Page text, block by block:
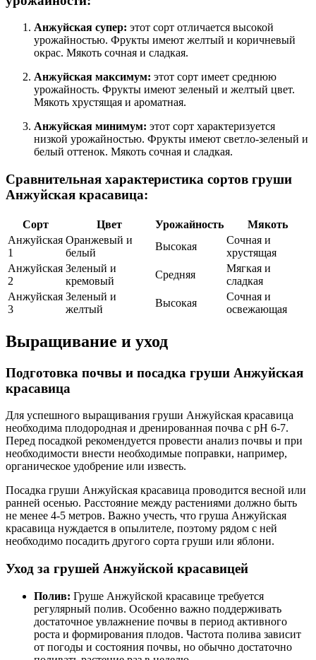
Анжуйская супер: этот сорт отличается высокой
урожайностью. Фрукты имеют желтый и коричневый
окрас. Мякоть сочная и сладкая.
Анжуйская максимум: этот сорт имеет среднюю
урожайность. Фрукты имеют зеленый и желтый цвет.
Мякоть хрустящая и ароматная.
Анжуйская минимум: этот сорт характеризуется
низкой урожайностью. Фрукты имеют светло-зеленый и
белый оттенок. Мякоть сочная и сладкая.
Сравнительная характеристика сортов груши
Анжуйская красавица:
Сорт Цвет Урожайность
Мякоть
Анжуйская
1
Оранжевый и
белый
Высокая
Сочная и
хрустящая
Анжуйская
2
Зеленый и
кремовый
Средняя
Мягкая и
сладкая
Анжуйская
3
Зеленый и
желтый
Высокая
Сочная и
освежающая
Выращивание и уход
Подготовка почвы и посадка груши Анжуйская
красавица
Для успешного выращивания груши Анжуйская красавица
необходима плодородная и дренированная почва с pH 6-7.
Перед посадкой рекомендуется провести анализ почвы и при
необходимости внести необходимые поправки, например,
органическое удобрение или известь.
Посадка груши Анжуйская красавица проводится весной или
ранней осенью. Расстояние между растениями должно быть
не менее 4-5 метров. Важно учесть, что груша Анжуйская
красавица нуждается в опылителе, поэтому рядом с ней
необходимо посадить другого сорта груши или яблони.
Уход за грушей Анжуйской красавицей
Полив: Груше Анжуйской красавице требуется
регулярный полив. Особенно важно поддерживать
достаточное увлажнение почвы в период активного
роста и формирования плодов. Частота полива зависит
от погоды и состояния почвы, но обычно достаточно